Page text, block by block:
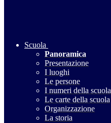
Scuola
Panoramica
Presentazione
I luoghi
Le persone
I numeri della scuola
Le carte della scuola
Organizzazione
La storia